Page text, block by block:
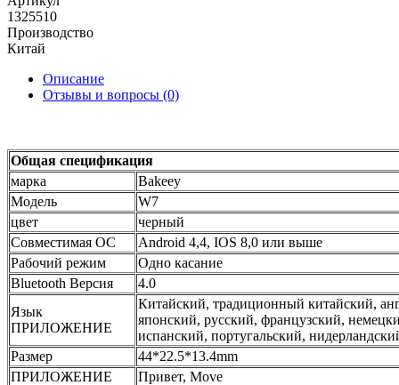
1325510
Производство
Китай
Описание
Отзывы и вопросы (0)
Общая спецификация
марка
Bakeey
Модель
W7
цвет
черный
Совместимая ОС
Android 4,4, IOS 8,0 или выше
Рабочий режим
Одно касание
Bluetooth Версия
4.0
Язык
ПРИЛОЖЕНИЕ
Китайский, традиционный китайский,
японский, русский, французский,
испанский, португальский,
Размер
44*22.5*13.4mm
ПРИЛОЖЕНИЕ
Привет, Move